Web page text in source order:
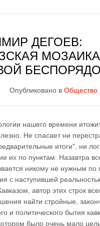
ДЕГОЕВ:
Опубликовано в Общество
нашего времени
Не спасает ни
итоги", ни
их по пунктам. Назавтра
никому не нужным по
с наступившей
автор этих строк
найти стройные,
и политического бытия
было очень мало